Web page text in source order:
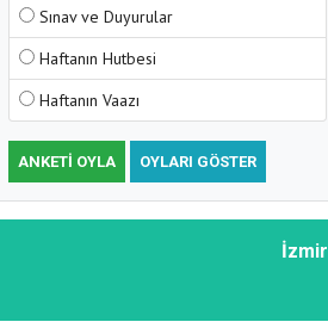
Sınav ve Duyurular
Haftanın Hutbesi
Haftanın Vaazı
ANKETI OYLA OYLARI GÖSTER
İzmir